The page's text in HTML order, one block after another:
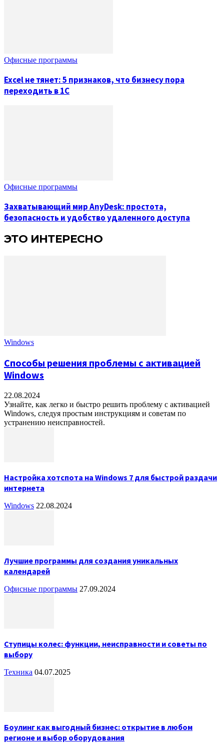
Офисные программы
Excel не тянет: 5 признаков, что бизнесу пора
переходить в 1С
Офисные программы
Захватывающий мир AnyDesk: простота,
безопасность и удобство удаленного доступа
ЭТО ИНТЕРЕСНО
Windows
Способы решения проблемы с активацией
Windows
22.08.2024
Узнайте, как легко и быстро решить проблему с активацией
Windows, следуя простым инструкциям и советам по
устранению неисправностей.
Настройка хотспота на Windows 7 для быстрой раздачи
интернета
Windows 22.08.2024
Лучшие программы для создания уникальных
календарей
Офисные программы 27.09.2024
Ступицы колес: функции, неисправности и советы по
выбору
Техника 04.07.2025
Боулинг как выгодный бизнес: открытие в любом
регионе и выбор оборудования